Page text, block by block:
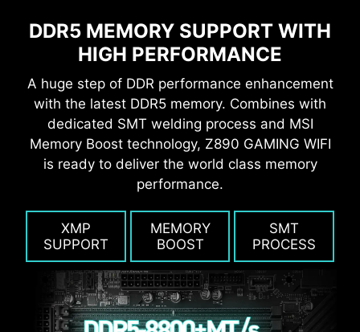
DDR5 MEMORY SUPPORT WITH
HIGH PERFORMANCE
A huge step of DDR performance enhancement
with the latest DDR5 memory. Combines with
dedicated SMT welding process and MSI
Memory Boost technology, Z890 GAMING WIFI
is ready to deliver the world class memory
performance.
XMP
SUPPORT
MEMORY
BOOST
SMT
PROCESS